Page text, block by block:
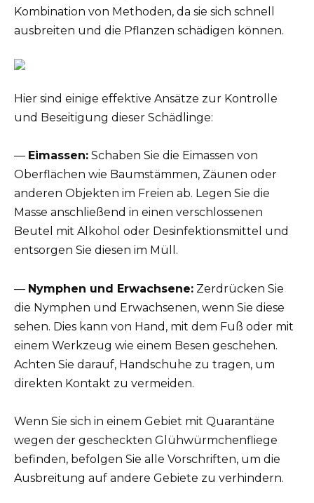
Kombination von Methoden, da sie sich schnell
ausbreiten und die Pflanzen schädigen können.
Hier sind einige effektive Ansätze zur Kontrolle
und Beseitigung dieser Schädlinge:
— Eimassen: Schaben Sie die Eimassen von
Oberflächen wie Baumstämmen, Zäunen oder
anderen Objekten im Freien ab. Legen Sie die
Masse anschließend in einen verschlossenen
Beutel mit Alkohol oder Desinfektionsmittel und
entsorgen Sie diesen im Müll.
— Nymphen und Erwachsene: Zerdrücken Sie
die Nymphen und Erwachsenen, wenn Sie diese
sehen. Dies kann von Hand, mit dem Fuß oder mit
einem Werkzeug wie einem Besen geschehen.
Achten Sie darauf, Handschuhe zu tragen, um
direkten Kontakt zu vermeiden.
Wenn Sie sich in einem Gebiet mit Quarantäne
wegen der gescheckten Glühwürmchenfliege
befinden, befolgen Sie alle Vorschriften, um die
Ausbreitung auf andere Gebiete zu verhindern.